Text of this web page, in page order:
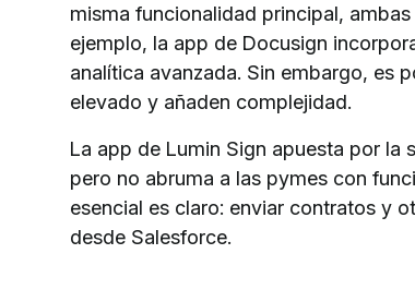
misma funcionalidad principal,
ejemplo, la app de Docusign
analítica avanzada. Sin embargo, es
elevado y añaden complejidad.
La app de Lumin Sign apuesta por la
pero no abruma a las pymes con
esencial es claro: enviar contratos y
desde Salesforce.